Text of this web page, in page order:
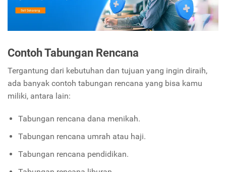
Contoh Tabungan Rencana
Tergantung dari kebutuhan dan tujuan yang ingin diraih,
ada banyak contoh tabungan rencana yang bisa kamu
miliki, antara lain:
Tabungan rencana dana menikah.
Tabungan rencana umrah atau haji.
Tabungan rencana pendidikan.